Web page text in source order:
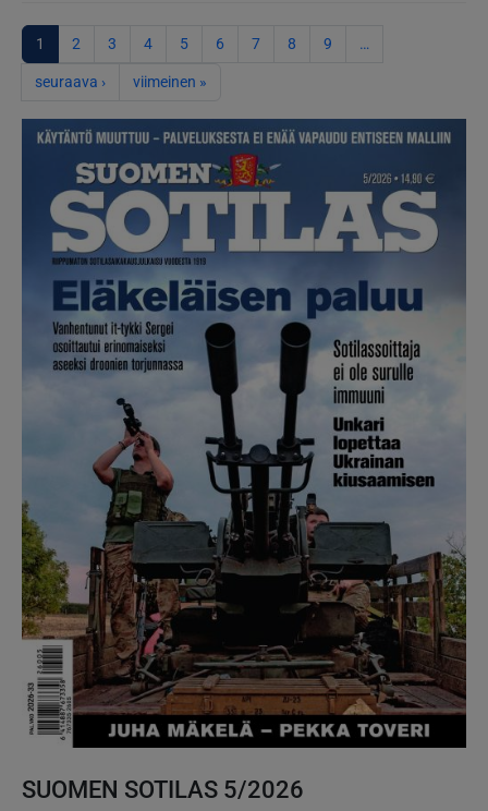
Sivutus
1 2 3 4 5 6 7 8 9 …
seuraava ›Seuraava sivu
viimeinen »
SUOMEN SOTILAS 5/2026